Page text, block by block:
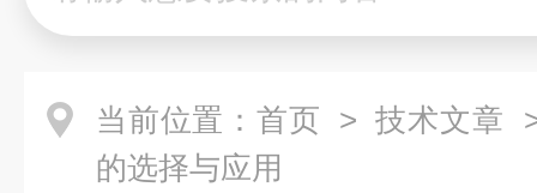
当前位置： 首页 > 技术文章
的选择与应用